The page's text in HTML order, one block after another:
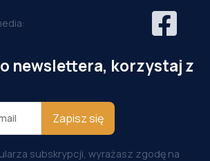
newslettera, korzystaj z
Zapisz się
subskrypcji, wyrażasz zgodę na